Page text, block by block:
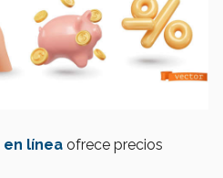
en línea ofrece precios